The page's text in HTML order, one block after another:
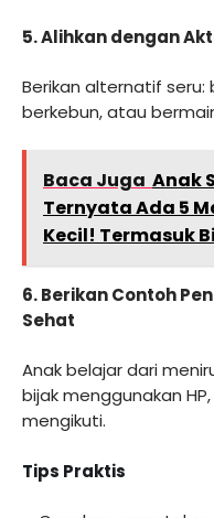
5.Alihkan dengan
Berikan alternatif seru:
berkebun, atau
Baca Juga Anak
Ternyata Ada 5
Kecil! Termasuk
6.Berikan Contoh
Sehat
Anak belajar dari
bijak menggunakan
mengikuti.
Tips Praktis